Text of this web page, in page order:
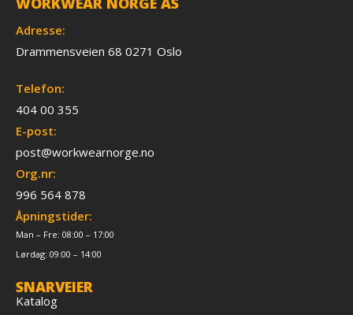
Adresse:
Drammensveien 68 0271 Oslo
Telefon:
404 00 355
E-post:
post@workwearnorge.no
Org.nr:
996 564 878
Åpningstider:
Man – Fre: 08:00 – 17:00
Lørdag: 09:00 – 14:00
SNARVEIER
Katalog